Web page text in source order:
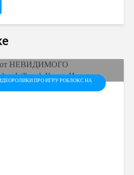
ПРО ИГРУ РОБЛОКС НА